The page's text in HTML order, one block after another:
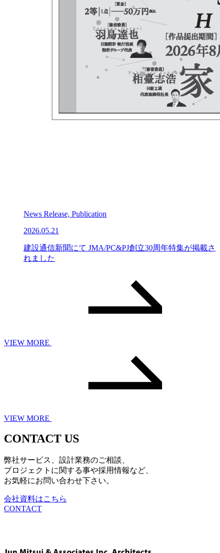
News Release, Publication
2026.05.21
建設通信新聞にて JMA/PC&PJ創立30周年特集が掲載さ
れました
VIEW MORE
VIEW MORE
CONTACT US
弊社サービス、設計業務のご相談、
プロジェクトに関する事や採用情報など、
お気軽にお問い合わせ下さい。
会社資料はこちら
CONTACT